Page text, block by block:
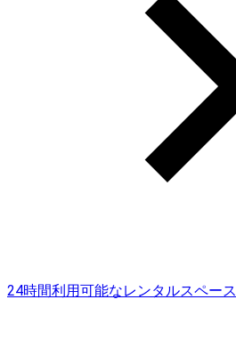
24時間利用可能なレンタルスペース